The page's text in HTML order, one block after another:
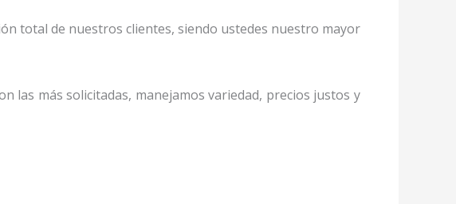
total de nuestros clientes, siendo ustedes nuestro mayor
las más solicitadas, manejamos variedad, precios justos y